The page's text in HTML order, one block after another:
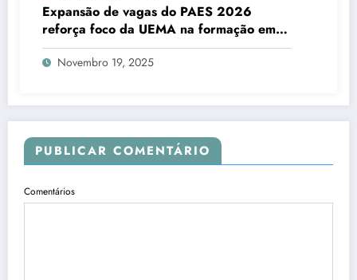
Expansão de vagas do PAES 2026
reforça foco da UEMA na formação em
saúde e no fortalecimento da educação
superior maranhense
Novembro 19, 2025
PUBLICAR COMENTÁRIO
Comentários